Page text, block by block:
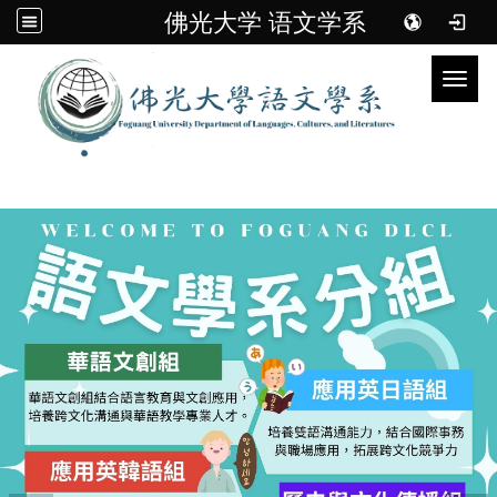
佛光大学 语文学系